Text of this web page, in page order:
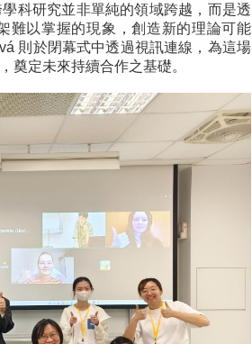
科研究並非單純的領域跨越，而是透
難以掌握的現象，創造新的理論可能
則於閉幕式中透過視訊連線，為這場
奠定未來持續合作之基礎。